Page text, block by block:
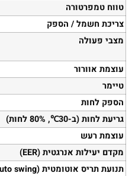
טווח טמפרטורה
צריכת חשמל / הספק
מצבי פעולה
עוצמת אוורור
טיימר
הספק לחות
גריעת לחות (ב-30℃, 80% לחות)
עוצמת רעש
מקדם יעילות אנרגטית (EER)
תנועת תריס אוטומטית (Auto swing)